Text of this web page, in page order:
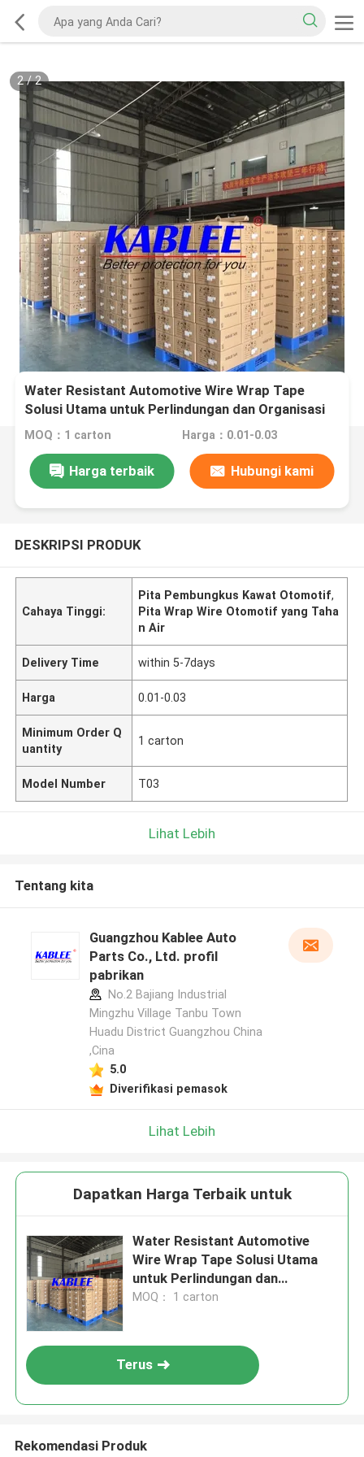
2/2
Water Resistant Automotive Wire Wrap Tape
Solusi Utama untuk Perlindungan dan Organisasi
Wire
MOQ：1 carton Harga：0.01-0.03
Harga terbaik Hubungi kami
DESKRIPSI PRODUK
Cahaya Tinggi:
Pita Pembungkus Kawat Otomotif,
Pita Wrap Wire Otomotif yang Taha
n Air
Delivery Time within 5-7days
Harga 0.01-0.03
Minimum Order Q
uantity
1 carton
Model Number T03
Lihat Lebih
Tentang kita
Guangzhou Kablee Auto
Parts Co., Ltd. profil
pabrikan
No.2 Bajiang Industrial
Mingzhu Village Tanbu Town
Huadu District Guangzhou China
,Cina
5.0
Diverifikasi pemasok
Lihat Lebih
Dapatkan Harga Terbaik untuk
Water Resistant Automotive
Wire Wrap Tape Solusi Utama
untuk Perlindungan dan
Organisasi Wire
MOQ： 1 carton
Terus
Rekomendasi Produk